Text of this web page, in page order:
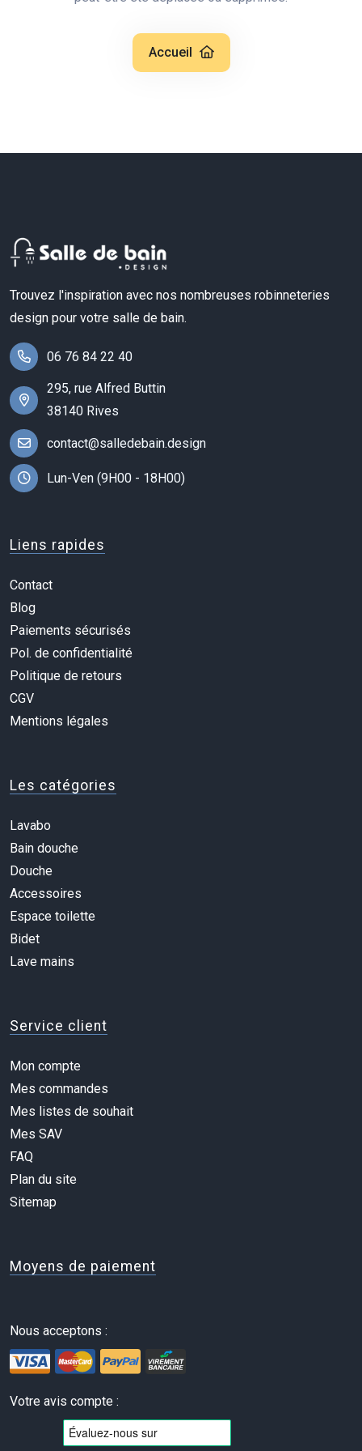
Accueil
Trouvez l'inspiration avec nos nombreuses robinneteries
design pour votre salle de bain.
06 76 84 22 40
295, rue Alfred Buttin
38140 Rives
contact@salledebain.design
Lun-Ven (9H00 - 18H00)
Liens rapides
Contact
Blog
Paiements sécurisés
Pol. de confidentialité
Politique de retours
CGV
Mentions légales
Les catégories
Lavabo
Bain douche
Douche
Accessoires
Espace toilette
Bidet
Lave mains
Service client
Mon compte
Mes commandes
Mes listes de souhait
Mes SAV
FAQ
Plan du site
Sitemap
Moyens de paiement
Nous acceptons :
Votre avis compte :